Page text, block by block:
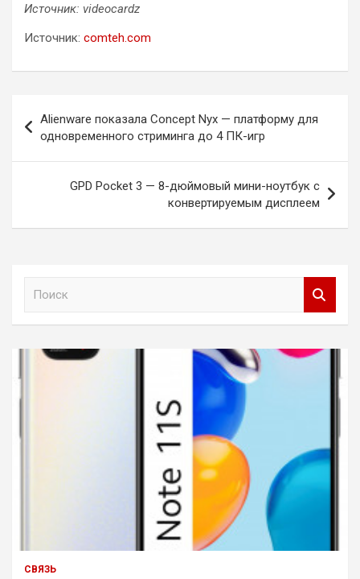
Источник: videocardz
Источник: comteh.com
по
записям
Alienware показала Concept Nyx — платформу для
одновременного стриминга до 4 ПК-игр
GPD Pocket 3 — 8-дюймовый мини-ноутбук с
конвертируемым дисплеем
к
СВЯЗЬ